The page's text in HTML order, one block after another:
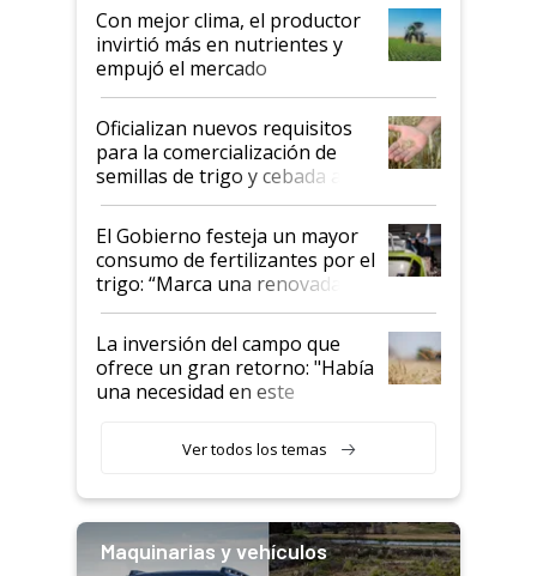
Con mejor clima, el productor
invirtió más en nutrientes y
empujó el mercado
Oficializan nuevos requisitos
para la comercialización de
semillas de trigo y cebada a
granel
El Gobierno festeja un mayor
consumo de fertilizantes por el
trigo: “Marca una renovada
confianza de los productores”
La inversión del campo que
ofrece un gran retorno: "Había
una necesidad en este
Ver todos los temas
Maquinarias y vehículos